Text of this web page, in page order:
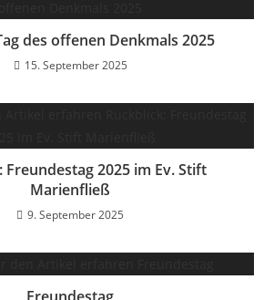
des offenen Denkmals 2025
15. September 2025
Freundestag 2025 im Ev. Stift
Marienfließ
9. September 2025